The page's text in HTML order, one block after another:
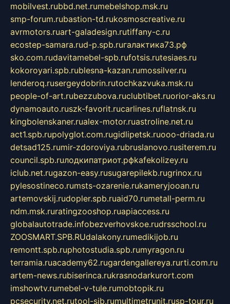
mobilvest.rubbd.net.rumebelshop.msk.ru
smp-forum.rubastion-td.rukosmoscreative.ru
avrmotors.ruart-galadesign.rutiffany-c.ru
ecostep-samara.rud-p.spb.ruгалактика73.рф
sko.com.rudavitamebel-spb.rufotsis.rutesiaes.ru
kokoroyari.spb.rublesna-kazan.rumossilver.ru
lenderoq.rusergeydobrin.rutochkazvuka.msk.ru
people-of-art.rubezzubova.ruclubtibet.ruorior-aks.ru
dynamoauto.ruszk-favorit.rucarlines.ruflatnsk.ru
kingbolenskaner.rualex-motor.ruastroline.net.ru
act1.spb.rupolyglot.com.rugidlipetsk.ruooo-driada.ru
detsad125.rumir-zdoroviya.rubruslanovo.rusiterem.ru
council.spb.ruлодкипатриот.рфkafekolizey.ru
iclub.net.rugazon-easy.rusugarepilekb.rugrinox.ru
pylesostineco.rumsts-ozarenie.rukameryjooan.ru
artemovskij.rudopler.spb.ruaid70.rumetall-perm.ru
ndm.msk.ruratingzooshop.ruapiaccess.ru
globalautotrade.infobezverhovskoe.rudrsschool.ru
ZOOSMART.SPB.RUdalakony.rumedikijob.ru
remontt.spb.ruphotostudia.spb.rumyragon.ru
terramia.ruacademy62.rugardengallereya.rurti.com.ru
artem-news.rubiserinca.rukrasnodarkurort.com
imshowtv.rumebel-v-tule.rumobtopik.ru
pcsecurity.net.rutool-sib.rumultimetrunit.rusp-tour.ru